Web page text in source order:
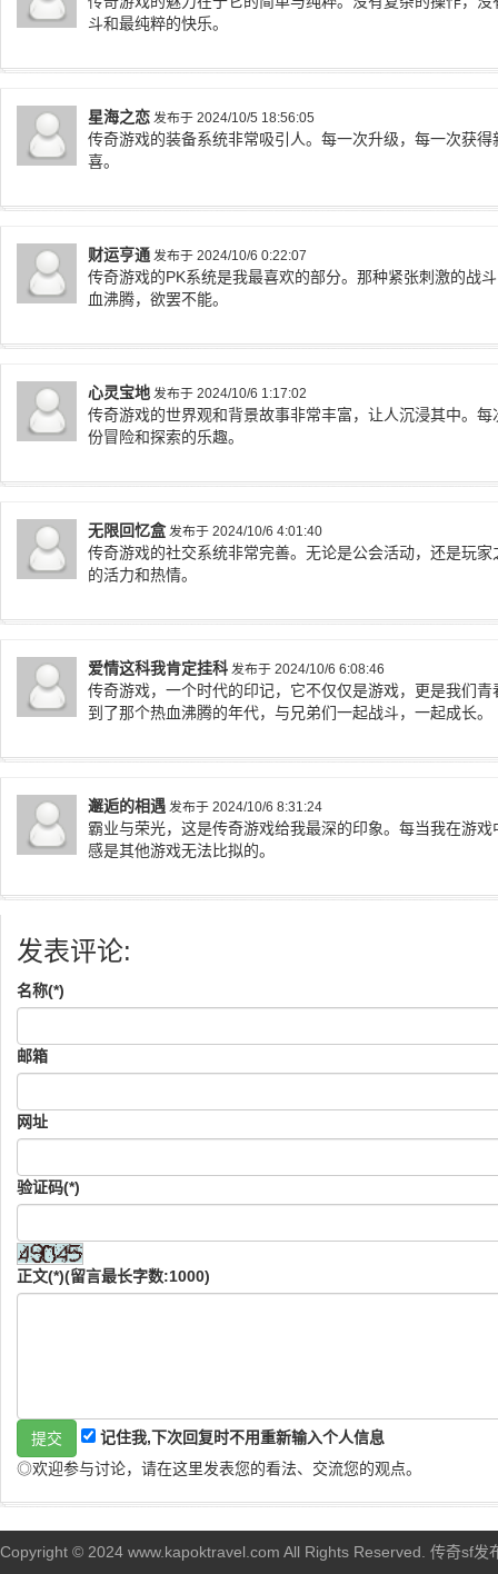
斗和最纯粹的快乐。
星海之恋 发布于 2024/10/5 18:56:05
传奇游戏的装备系统非常吸引人。每一次升级，每一次获
喜。
财运亨通 发布于 2024/10/6 0:22:07
传奇游戏的PK系统是我最喜欢的部分。那种紧张刺激的战
血沸腾，欲罢不能。
心灵宝地 发布于 2024/10/6 1:17:02
传奇游戏的世界观和背景故事非常丰富，让人沉浸其中。
份冒险和探索的乐趣。
无限回忆盒发布于 2024/10/6 4:01:40
传奇游戏的社交系统非常完善。无论是公会活动，还是玩
的活力和热情。
爱情这科我肯定挂科 发布于 2024/10/6 6:08:46
传奇游戏，一个时代的印记，它不仅仅是游戏，更是我们
到了那个热血沸腾的年代，与兄弟们一起战斗，一起成长。
邂逅的相遇 发布于 2024/10/6 8:31:24
霸业与荣光，这是传奇游戏给我最深的印象。每当我在游
感是其他游戏无法比拟的。
发表评论:
名称(*)
邮箱
网址
验证码(*)
正文(*)(留言最长字数:1000)
记住我,下次回复时不用重新输入个人信息
◎欢迎参与讨论，请在这里发表您的看法、交流您的观点。
Copyright © 2024 www.kapoktravel.com All Rights Reserved. 传奇sf发